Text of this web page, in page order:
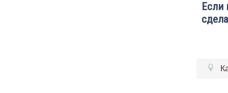
Если